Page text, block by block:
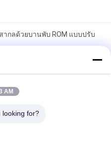
กลด้วยบานพับ ROM แบบปรับ
ยม DUO แบบบานพับและ
AM
looking for?